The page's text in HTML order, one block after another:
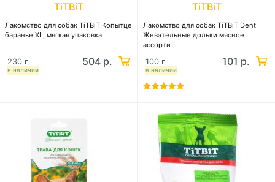
TiTBiT
Лакомство для собак TiTBiT Копытце
баранье XL, мягкая упаковка
в наличии
230 г 504 р.
TiTBiT
Лакомство для собак TiTBiT Dent
Жевательные дольки мясное
ассорти
в наличии
100 г 101 р.